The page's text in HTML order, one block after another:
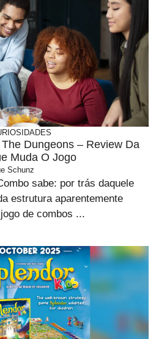
Dungeons – Review Da
Muda O Jogo
Schunz
sabe: por trás daquele
estrutura aparentemente
de combos ...